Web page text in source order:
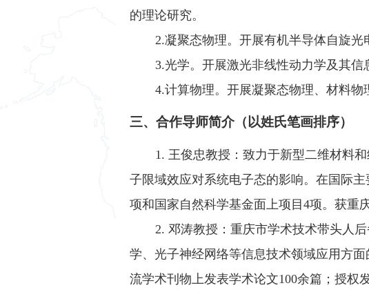
的理论研究。
2.凝聚态物理。开展有机半导体自旋
3.光学。开展激光非线性动力学及其信
4.计算物理。开展凝聚态物理、材料物
三、合作导师简介（以姓氏笔画排序）
1. 王俊忠教授：致力于新型二维材料
子限域效应对系统电子态的影响。在国际
项和国家自然科学基金面上项目4项。获重
2. 邓涛教授：重庆市学术技术带头人
学、光子神经网络等信息技术领域应用方
流学术刊物上发表学术论文100余篇；授权